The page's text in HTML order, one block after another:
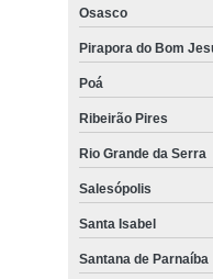
Osasco
Pirapora do Bom
Poá
Ribeirão Pires
Rio Grande da Serra
Salesópolis
Santa Isabel
Santana de Parnaíba